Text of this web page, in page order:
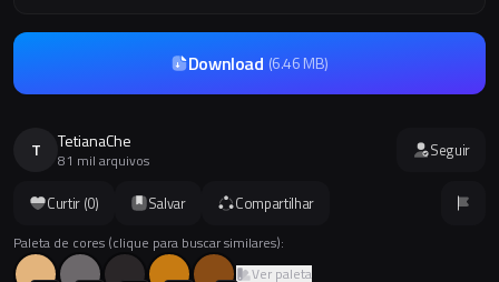
Curtir (0) Salvar Compartilhar
Paleta de cores (clique para buscar similares):
Ver paleta
Download (6.46 MB)
T TetianaChe
81 mil arquivos Seguir